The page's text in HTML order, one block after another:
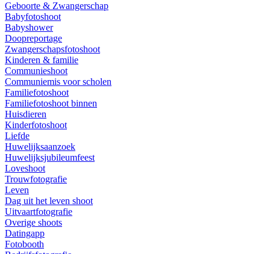
Geboorte & Zwangerschap
Babyfotoshoot
Babyshower
Doopreportage
Zwangerschapsfotoshoot
Kinderen & familie
Communieshoot
Communiemis voor scholen
Familiefotoshoot
Familiefotoshoot binnen
Huisdieren
Kinderfotoshoot
Liefde
Huwelijksaanzoek
Huwelijksjubileumfeest
Loveshoot
Trouwfotografie
Leven
Dag uit het leven shoot
Uitvaartfotografie
Overige shoots
Datingapp
Fotobooth